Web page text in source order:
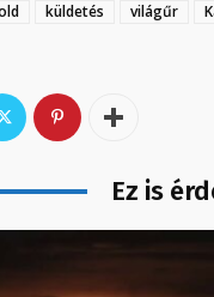
küldetés világűr
Ez is